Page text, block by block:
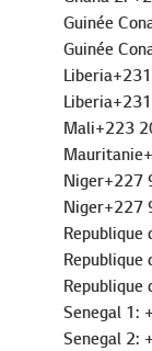
Guinée
Guinée
Mali+223
Niger+227
Niger+227
Senegal 1:
Senegal 2: